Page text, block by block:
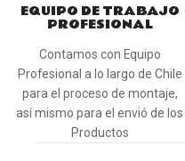
EQUIPO DE TRABAJO
PROFESIONAL
Contamos con Equipo
Profesional a lo largo de Chile
para el proceso de montaje,
así mismo para el envió de los
Productos